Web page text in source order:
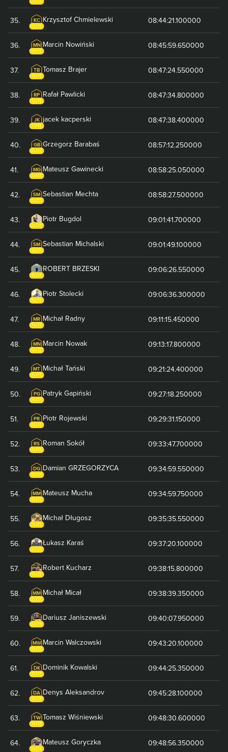
35. KC
ELITE
Krzysztof Chmielewski 08:44:21.100000
36. MN
ELITE
Marcin Nowiński 08:45:59.650000
37. TB
ELITE
Tomasz Brajer 08:47:24.550000
38. RP
ELITE
Rafał Pawlicki 08:47:34.800000
39. JK
ELITE
jacek kacperski 08:47:38.400000
40. GB
ELITE
Grzegorz Barabaś 08:57:12.250000
41. MG
ELITE
Mateusz Gawinecki 08:58:25.050000
42. SM
ELITE
Sebastian Mechta 08:58:27.500000
43.
ELITE
Piotr Bugdol 09:01:41.700000
44. SM
ELITE
Sebastian Michalski 09:01:49.100000
45.
ELITE
ROBERT BRZESKI 09:06:26.550000
46.
ELITE
Piotr Stolecki 09:06:36.300000
47. MR
ELITE
Michał Radny 09:11:15.450000
48. MN
ELITE
Marcin Nowak 09:13:17.800000
49. MT
ELITE
Michał Tański 09:21:24.400000
50. PG
ELITE
Patryk Gapiński 09:27:18.250000
51. PR
ELITE
Piotr Rojewski 09:29:31.150000
52. RS
ELITE
Roman Sokół 09:33:47.700000
53. DG
ELITE
Damian GRZEGORZYCA 09:34:59.550000
54. MM
ELITE
Mateusz Mucha 09:34:59.750000
55.
ELITE
Michał Długosz 09:35:35.550000
56.
ELITE
Łukasz Karaś 09:37:20.100000
57.
ELITE
Robert Kucharz 09:38:15.800000
58. MM
ELITE
Michał Micał 09:38:39.350000
59.
ELITE
Dariusz Janiszewski 09:40:07.950000
60. MW
ELITE
Marcin Walczowski 09:43:20.100000
61. DK
ELITE
Dominik Kowalski 09:44:25.350000
62. DA
ELITE
Denys Aleksandrov 09:45:28.100000
63. TW
ELITE
Tomasz Wiśniewski 09:48:30.600000
64.
ELITE
Mateusz Goryczka 09:48:56.350000